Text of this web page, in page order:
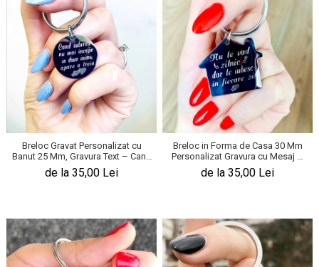
Breloc Gravat Personalizat cu
Banut 25 Mm, Gravura Text – Cand
Iubirea
de la 35,00 Lei
Breloc in Forma de Casa 30 Mm
Personalizat Gravura cu Mesaj –
Nu Te Vad Zilnic
de la 35,00 Lei